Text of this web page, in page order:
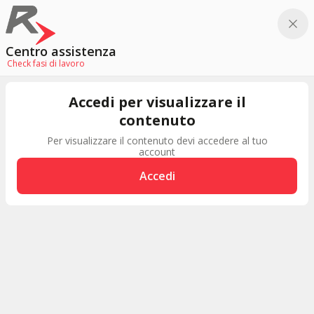
Centro assistenza
Check fasi di lavoro
Accedi per visualizzare il
contenuto
Per visualizzare il contenuto devi accedere al tuo
account
Accedi